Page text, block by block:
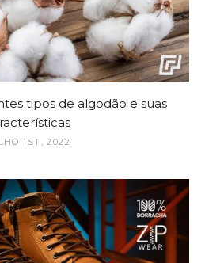
tipos de algodão e suas
1ST, 2022